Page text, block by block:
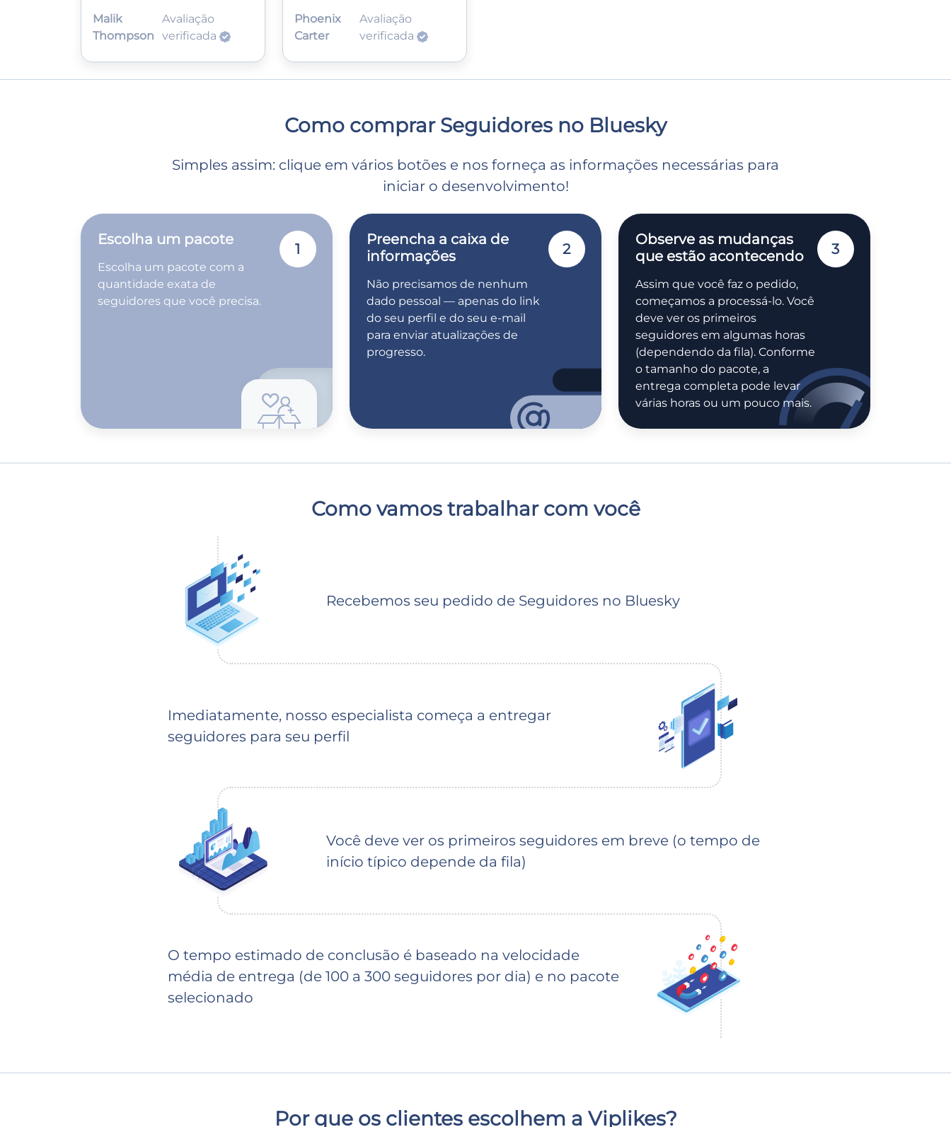
Malik
Thompson
Avaliação
verificada
Phoenix
Carter
Avaliação
verificada
Como comprar Seguidores no Bluesky
Simples assim: clique em vários botões e nos forneça as informações necessárias para
iniciar o desenvolvimento!
Escolha um pacote
Escolha um pacote com a
quantidade exata de
seguidores que você precisa.
1
Preencha a caixa de
informações
Não precisamos de nenhum
dado pessoal — apenas do link
do seu perfil e do seu e-mail
para enviar atualizações de
progresso.
2
Observe as mudanças
que estão acontecendo
Assim que você faz o pedido,
começamos a processá-lo. Você
deve ver os primeiros
seguidores em algumas horas
(dependendo da fila). Conforme
o tamanho do pacote, a
entrega completa pode levar
várias horas ou um pouco mais.
3
Como vamos trabalhar com você
Recebemos seu pedido de Seguidores no Bluesky
Imediatamente, nosso especialista começa a entregar
seguidores para seu perfil
Você deve ver os primeiros seguidores em breve (o tempo de
início típico depende da fila)
O tempo estimado de conclusão é baseado na velocidade
média de entrega (de 100 a 300 seguidores por dia) e no pacote
selecionado
Por que os clientes escolhem a Viplikes?